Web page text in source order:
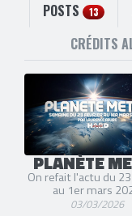
POSTS 13
CRÉDITS
PLANÈTE
On refait l'actu du
au 1er mars
03/03/2026